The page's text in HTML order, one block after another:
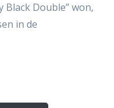
Black Double” won,
in de